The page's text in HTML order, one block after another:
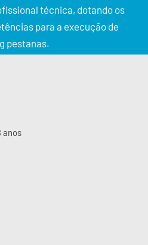
técnica, dotando os
para a execução de
pestanas.
anos